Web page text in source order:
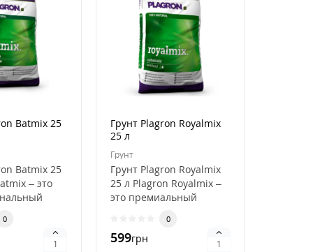
Batmix 25
Batmix 25
– это
0
Грунт Plagron Royalmix
25 л
Грунт
Грунт Plagron Royalmix
25 л Plagron Royalmix –
это премиальный
органического в..
0
599грн